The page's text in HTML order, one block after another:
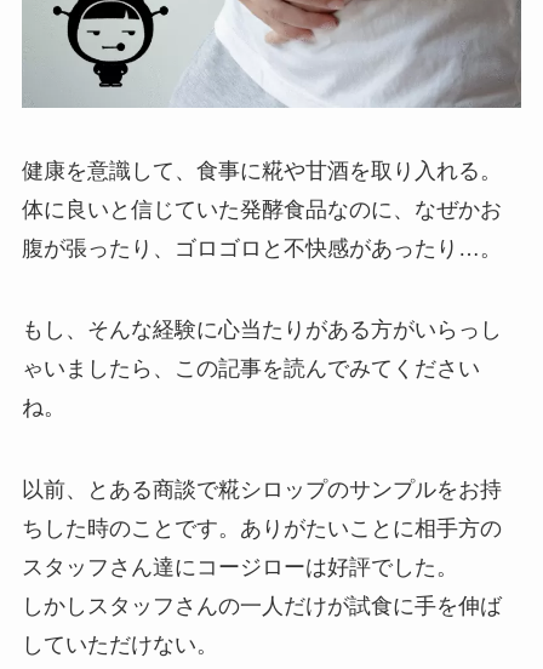
健康を意識して、食事に糀や甘酒を取り入れる。
体に良いと信じていた発酵食品なのに、なぜかお
腹が張ったり、ゴロゴロと不快感があったり…。
もし、そんな経験に心当たりがある方がいらっし
ゃいましたら、この記事を読んでみてください
ね。
以前、とある商談で糀シロップのサンプルをお持
ちした時のことです。ありがたいことに相手方の
スタッフさん達にコージローは好評でした。
しかしスタッフさんの一人だけが試食に手を伸ば
していただけない。